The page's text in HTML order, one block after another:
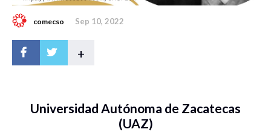
comecso Sep 10, 2022
+
Universidad Autónoma de Zacatecas
(UAZ)